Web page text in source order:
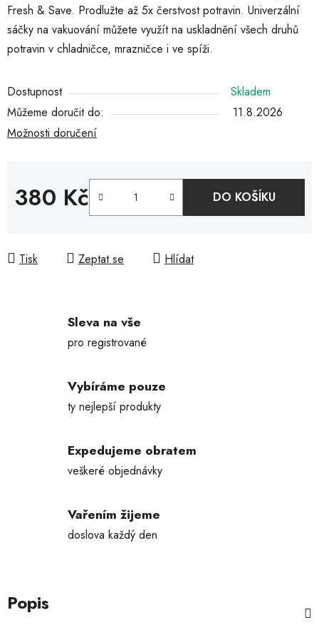
Fresh & Save. Prodlužte až 5x čerstvost potravin. Univerzální
sáčky na vakuování můžete využít na uskladnění všech druhů
potravin v chladničce, mrazničce i ve spíži.
Dostupnost
Skladem
Můžeme doručit do:
11.8.2026
Možnosti doručení
380 Kč DO KOŠÍKU
Tisk Zeptat se Hlídat
Sleva na vše
pro registrované
Vybíráme pouze
ty nejlepší produkty
Expedujeme obratem
veškeré objednávky
Vařením žijeme
doslova každý den
Popis